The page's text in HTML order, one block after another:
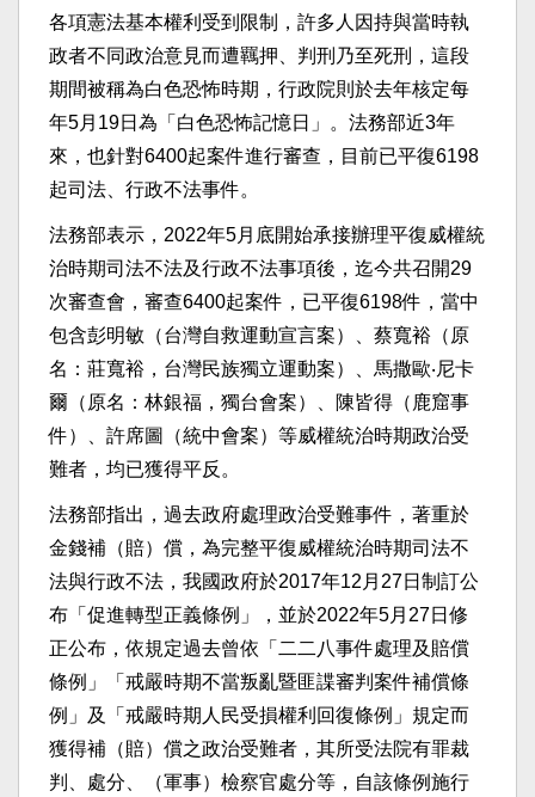
各項憲法基本權利受到限制，許多人因持與當時執
政者不同政治意見而遭羈押、判刑乃至死刑，這段
期間被稱為白色恐怖時期，行政院則於去年核定每
年5月19日為「白色恐怖記憶日」。法務部近3年
來，也針對6400起案件進行審查，目前已平復6198
起司法、行政不法事件。
法務部表示，2022年5月底開始承接辦理平復威權統
治時期司法不法及行政不法事項後，迄今共召開29
次審查會，審查6400起案件，已平復6198件，當中
包含彭明敏（台灣自救運動宣言案）、蔡寬裕（原
名：莊寬裕，台灣民族獨立運動案）、馬撒歐‧尼卡
爾（原名：林銀福，獨台會案）、陳皆得（鹿窟事
件）、許席圖（統中會案）等威權統治時期政治受
難者，均已獲得平反。
法務部指出，過去政府處理政治受難事件，著重於
金錢補（賠）償，為完整平復威權統治時期司法不
法與行政不法，我國政府於2017年12月27日制訂公
布「促進轉型正義條例」，並於2022年5月27日修
正公布，依規定過去曾依「二二八事件處理及賠償
條例」「戒嚴時期不當叛亂暨匪諜審判案件補償條
例」及「戒嚴時期人民受損權利回復條例」規定而
獲得補（賠）償之政治受難者，其所受法院有罪裁
判、處分、（軍事）檢察官處分等，自該條例施行